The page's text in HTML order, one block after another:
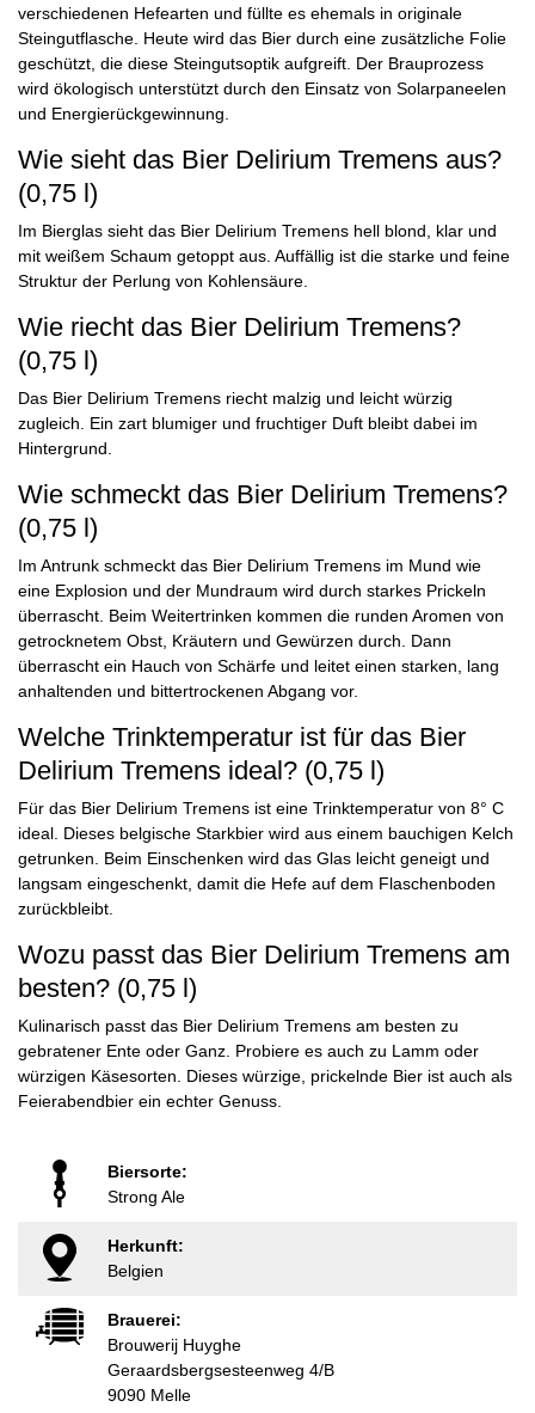
verschiedenen Hefearten und füllte es ehemals in originale
Steingutflasche. Heute wird das Bier durch eine zusätzliche Folie
geschützt, die diese Steingutsoptik aufgreift. Der Brauprozess
wird ökologisch unterstützt durch den Einsatz von Solarpaneelen
und Energierückgewinnung.
Wie sieht das Bier Delirium Tremens aus?
(0,75 l)
Im Bierglas sieht das Bier Delirium Tremens hell blond, klar und
mit weißem Schaum getoppt aus. Auffällig ist die starke und feine
Struktur der Perlung von Kohlensäure.
Wie riecht das Bier Delirium Tremens?
(0,75 l)
Das Bier Delirium Tremens riecht malzig und leicht würzig
zugleich. Ein zart blumiger und fruchtiger Duft bleibt dabei im
Hintergrund.
Wie schmeckt das Bier Delirium Tremens?
(0,75 l)
Im Antrunk schmeckt das Bier Delirium Tremens im Mund wie
eine Explosion und der Mundraum wird durch starkes Prickeln
überrascht. Beim Weitertrinken kommen die runden Aromen von
getrocknetem Obst, Kräutern und Gewürzen durch. Dann
überrascht ein Hauch von Schärfe und leitet einen starken, lang
anhaltenden und bittertrockenen Abgang vor.
Welche Trinktemperatur ist für das Bier
Delirium Tremens ideal? (0,75 l)
Für das Bier Delirium Tremens ist eine Trinktemperatur von 8° C
ideal. Dieses belgische Starkbier wird aus einem bauchigen Kelch
getrunken. Beim Einschenken wird das Glas leicht geneigt und
langsam eingeschenkt, damit die Hefe auf dem Flaschenboden
zurückbleibt.
Wozu passt das Bier Delirium Tremens am
besten? (0,75 l)
Kulinarisch passt das Bier Delirium Tremens am besten zu
gebratener Ente oder Ganz. Probiere es auch zu Lamm oder
würzigen Käsesorten. Dieses würzige, prickelnde Bier ist auch als
Feierabendbier ein echter Genuss.
Biersorte:
Strong Ale
Herkunft:
Belgien
Brauerei:
Brouwerij Huyghe
Geraardsbergsesteenweg 4/B
9090 Melle